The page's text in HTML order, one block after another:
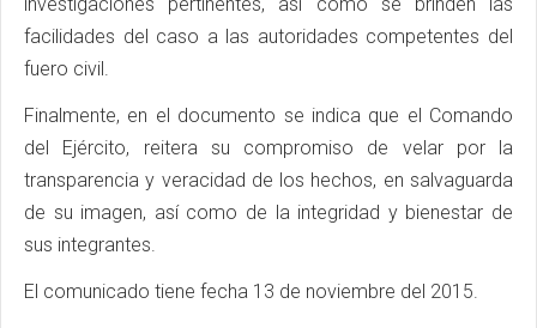
facilidades del caso a las autoridades competentes del
fuero civil.
Finalmente, en el documento se indica que el Comando
del Ejército, reitera su compromiso de velar por la
transparencia y veracidad de los hechos, en salvaguarda
de su imagen, así como de la integridad y bienestar de
sus integrantes.
El comunicado tiene fecha 13 de noviembre del 2015.